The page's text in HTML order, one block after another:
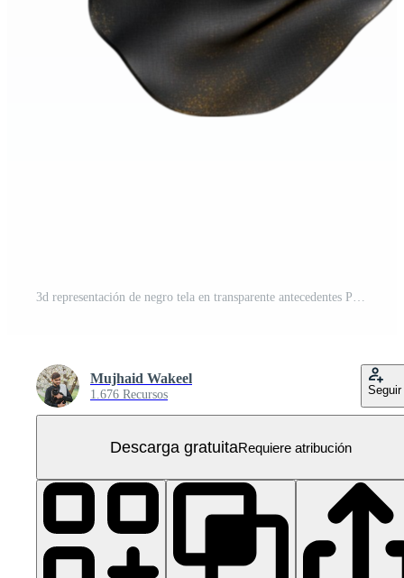
3d representación de negro tela en transparente antecedentes PNG Gratis
Mujhaid Wakeel
1.676 Recursos Seguir
Descarga gratuitaRequiere atribución